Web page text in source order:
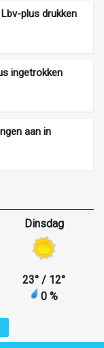
plus drukken
ingetrokken
aan in
Dinsdag
23° / 12°
0 %